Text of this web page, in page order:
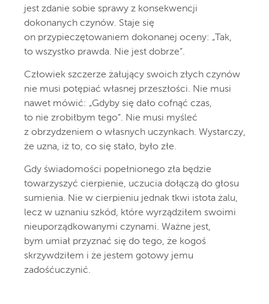
jest zdanie sobie sprawy z konsekwencji
dokonanych czynów. Staje się
on przypieczętowaniem dokonanej oceny: „Tak,
to wszystko prawda. Nie jest dobrze”.
Człowiek szczerze żałujący swoich złych czynów
nie musi potępiać własnej przeszłości. Nie musi
nawet mówić: „Gdyby się dało cofnąć czas,
to nie zrobiłbym tego”. Nie musi myśleć
z obrzydzeniem o własnych uczynkach. Wystarczy,
że uzna, iż to, co się stało, było złe.
Gdy świadomości popełnionego zła będzie
towarzyszyć cierpienie, uczucia dołączą do głosu
sumienia. Nie w cierpieniu jednak tkwi istota żalu,
lecz w uznaniu szkód, które wyrządziłem swoimi
nieuporządkowanymi czynami. Ważne jest,
bym umiał przyznać się do tego, że kogoś
skrzywdziłem i że jestem gotowy jemu
zadośćuczynić.